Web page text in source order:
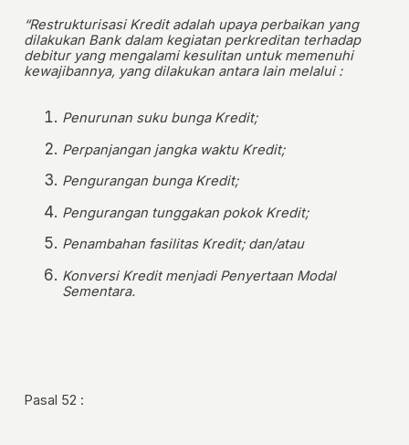
“Restrukturisasi Kredit adalah upaya perbaikan yang
dilakukan Bank dalam kegiatan perkreditan terhadap
debitur yang mengalami kesulitan untuk memenuhi
kewajibannya, yang dilakukan antara lain melalui :
Penurunan suku bunga Kredit;
Perpanjangan jangka waktu Kredit;
Pengurangan bunga Kredit;
Pengurangan tunggakan pokok Kredit;
Penambahan fasilitas Kredit; dan/atau
Konversi Kredit menjadi Penyertaan Modal
Sementara.
Pasal 52 :